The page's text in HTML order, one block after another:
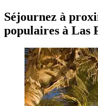
Séjournez à
populaires à Las